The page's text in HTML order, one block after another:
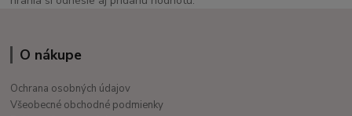
O nákupe
Ochrana osobných údajov
Všeobecné obchodné podmienky